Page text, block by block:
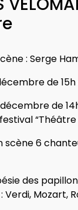
: Serge
de
de
6
des
Mozart,